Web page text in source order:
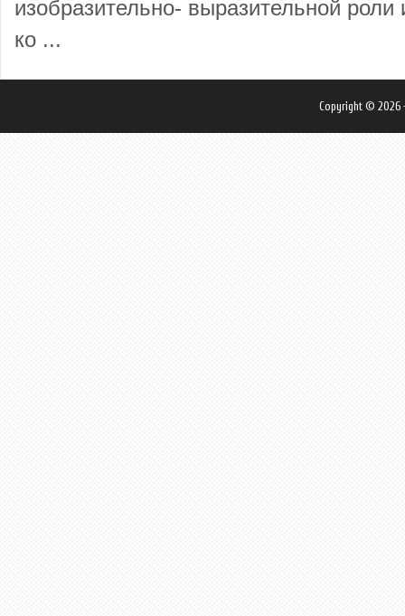
изобразительно- выразительной роли
ко ...
Copyright © 2026